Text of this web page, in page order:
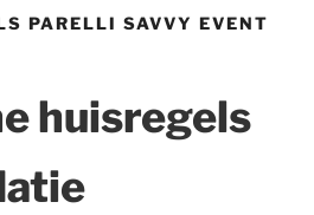
PARELLI SAVVY EVENT
huisregels